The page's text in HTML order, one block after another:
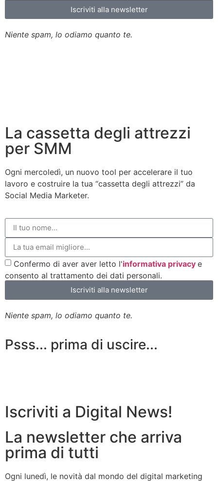
Iscriviti alla newsletter
Niente spam, lo odiamo quanto te.
La cassetta degli attrezzi
per SMM
Ogni mercoledì, un nuovo tool per accelerare il tuo
lavoro e costruire la tua “cassetta degli attrezzi” da
Social Media Marketer.
Confermo di aver aver letto l'informativa privacy e
consento al trattamento dei dati personali.
Iscriviti alla newsletter
Niente spam, lo odiamo quanto te.
Psss... prima di uscire...
Iscriviti a Digital News!
La newsletter che arriva
prima di tutti
Ogni lunedì, le novità dal mondo del digital marketing